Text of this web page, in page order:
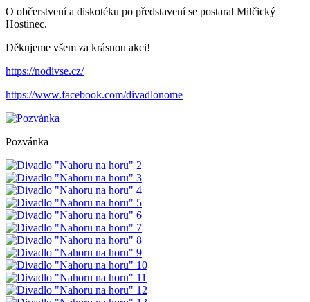
O občerstvení a diskotéku po představení se postaral Milčický
Hostinec.
Děkujeme všem za krásnou akci!
https://nodivse.cz/
https://www.facebook.com/divadlonome
Pozvánka